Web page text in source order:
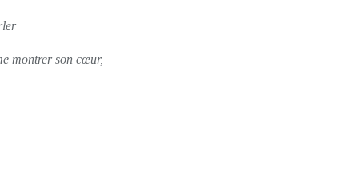
montrer son cœur,